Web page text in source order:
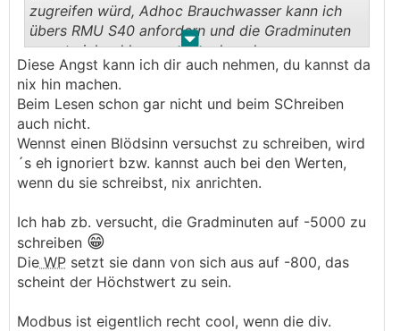
die bleiben müssen, alles Andere kann
umgesetzt/gekübelt werden
Wunschheizung:
Plan A: Erdwärmepumpe mitRGK
Plan B: Luftwärmepumpe ohneRGK
Nebenparameter:
es muss nicht das Billigste vom Billigsten sein, will
aber keine 160 Jahre lang an Kredit abzahlen müssen
. .
zugreifen würd, Adhoc Brauchwasser kann ich
übers RMU S40 anfordern und die Gradminuten
musste ich ad hoc auch noch ned anpassen..
Diese Angst kann ich dir auch nehmen, du kannst da
nix hin machen.
Beim Lesen schon gar nicht und beim SChreiben
auch nicht.
Wennst einen Blödsinn versuchst zu schreiben, wird
´s eh ignoriert bzw. kannst auch bei den Werten,
wenn du sie schreibst, nix anrichten.
Ich hab zb. versucht, die Gradminuten auf -5000 zu
schreiben 😁
Die WP setzt sie dann von sich aus auf -800, das
scheint der Höchstwert zu sein.
Modbus ist eigentlich recht cool, wenn die div.